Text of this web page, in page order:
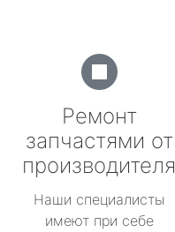
Ремонт
запчастями от
производителя
Наши специалисты
имеют при себе